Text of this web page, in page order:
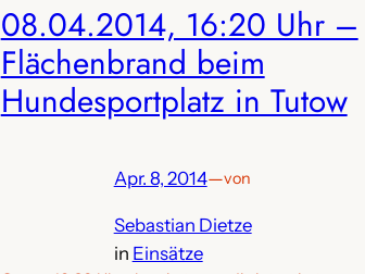
08.04.2014, 16:20 Uhr –
Flächenbrand beim
Hundesportplatz in Tutow
Apr. 8, 2014—von
Sebastian Dietze
in Einsätze